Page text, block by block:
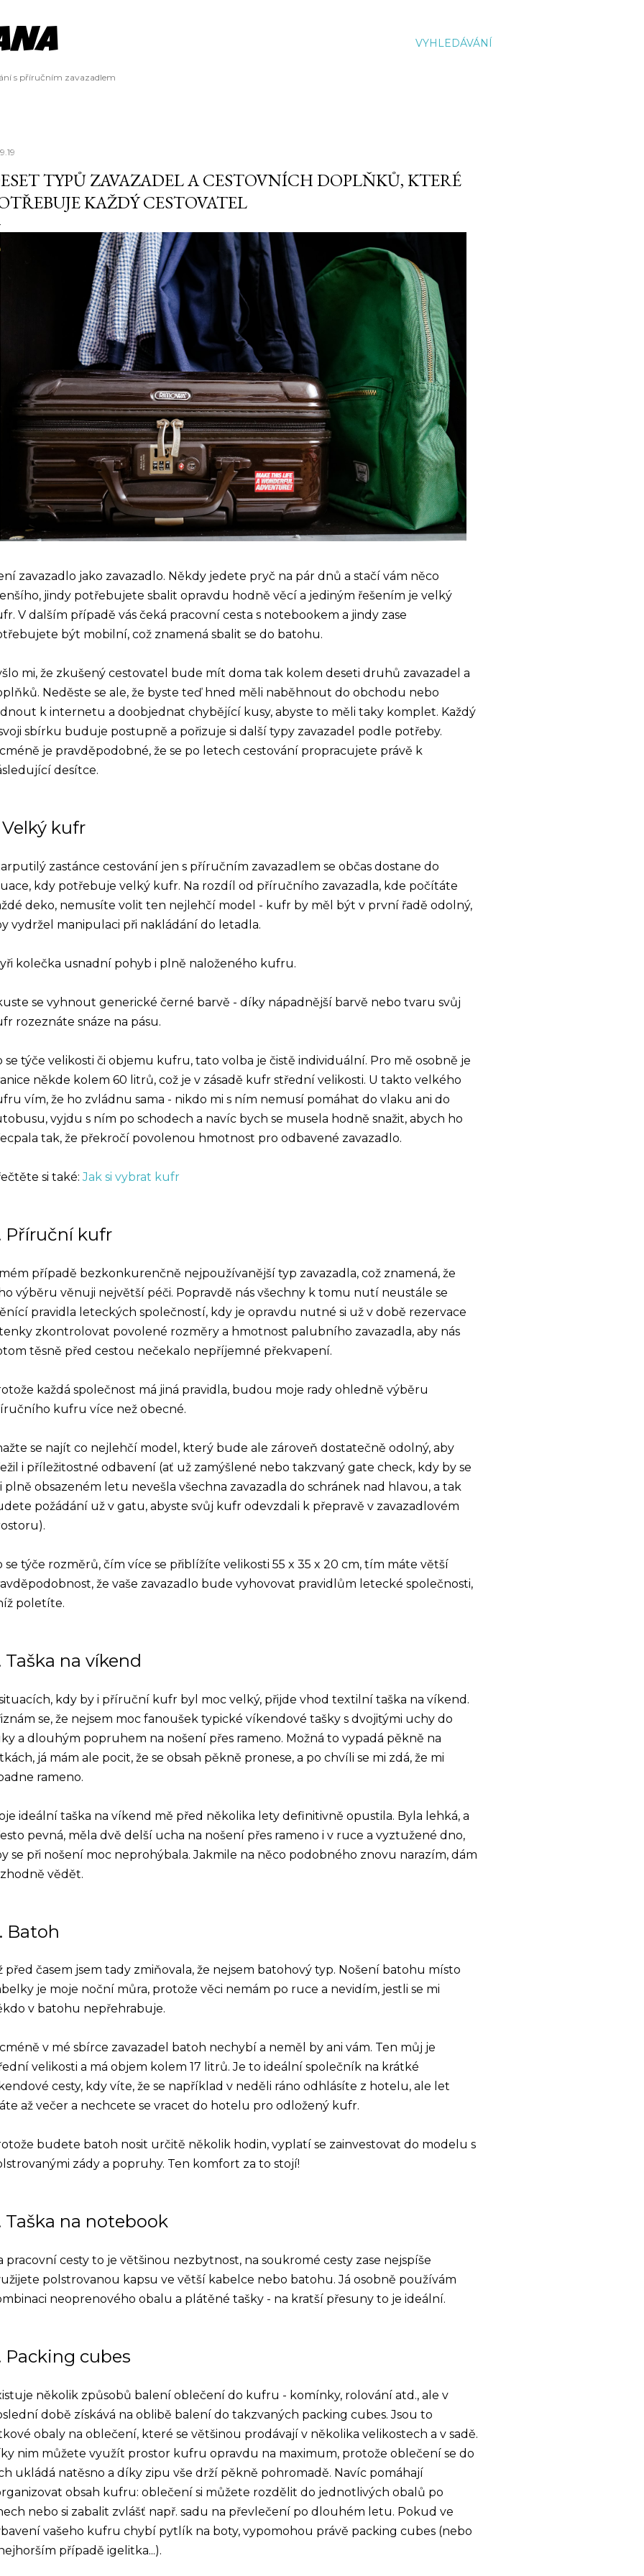
VYHLEDÁVÁNÍ
s příručním zavazadlem
TYPŮ ZAVAZADEL A CESTOVNÍCH DOPLŇKŮ, KTERÉ
KAŽDÝ CESTOVATEL
zavazadlo jako zavazadlo. Někdy jedete pryč na pár dnů a stačí vám něco
jindy potřebujete sbalit opravdu hodně věcí a jediným řešením je velký
V dalším případě vás čeká pracovní cesta s notebookem a jindy zase
být mobilní, což znamená sbalit se do batohu.
mi, že zkušený cestovatel bude mít doma tak kolem deseti druhů zavazadel a
Neděste se ale, že byste teď hned měli naběhnout do obchodu nebo
k internetu a doobjednat chybějící kusy, abyste to měli taky komplet. Každý
sbírku buduje postupně a pořizuje si další typy zavazadel podle potřeby.
je pravděpodobné, že se po letech cestování propracujete právě k
desítce.
Velký kufr
zastánce cestování jen s příručním zavazadlem se občas dostane do
kdy potřebuje velký kufr. Na rozdíl od příručního zavazadla, kde počítáte
deko, nemusíte volit ten nejlehčí model - kufr by měl být v první řadě odolný,
vydržel manipulaci při nakládání do letadla.
kolečka usnadní pohyb i plně naloženého kufru.
se vyhnout generické černé barvě - díky nápadnější barvě nebo tvaru svůj
rozeznáte snáze na pásu.
se týče velikosti či objemu kufru, tato volba je čistě individuální. Pro mě osobně je
někde kolem 60 litrů, což je v zásadě kufr střední velikosti. U takto velkého
vím, že ho zvládnu sama - nikdo mi s ním nemusí pomáhat do vlaku ani do
vyjdu s ním po schodech a navíc bych se musela hodně snažit, abych ho
tak, že překročí povolenou hmotnost pro odbavené zavazadlo.
si také:Jak si vybrat kufr
Příruční kufr
případě bezkonkurenčně nejpoužívanější typ zavazadla, což znamená, že
výběru věnuji největší péči. Popravdě nás všechny k tomu nutí neustále se
pravidla leteckých společností, kdy je opravdu nutné si už v době rezervace
zkontrolovat povolené rozměry a hmotnost palubního zavazadla, aby nás
těsně před cestou nečekalo nepříjemné překvapení.
každá společnost má jiná pravidla, budou moje rady ohledně výběru
kufru více než obecné.
se najít co nejlehčí model, který bude ale zároveň dostatečně odolný, aby
i příležitostné odbavení (ať už zamýšlené nebo takzvaný gate check, kdy by se
plně obsazeném letu nevešla všechna zavazadla do schránek nad hlavou, a tak
požádání už v gatu, abyste svůj kufr odevzdali k přepravě v zavazadlovém
se týče rozměrů, čím více se přiblížíte velikosti 55 x 35 x 20 cm, tím máte větší
že vaše zavazadlo bude vyhovovat pravidlům letecké společnosti,
poletíte.
Taška na víkend
kdy by i příruční kufr byl moc velký, přijde vhod textilní taška na víkend.
se, že nejsem moc fanoušek typické víkendové tašky s dvojitými uchy do
a dlouhým popruhem na nošení přes rameno. Možná to vypadá pěkně na
já mám ale pocit, že se obsah pěkně pronese, a po chvíli se mi zdá, že mi
rameno.
ideální taška na víkend mě před několika lety definitivně opustila. Byla lehká, a
pevná, měla dvě delší ucha na nošení přes rameno i v ruce a vyztužené dno,
se při nošení moc neprohýbala. Jakmile na něco podobného znovu narazím, dám
vědět.
Batoh
před časem jsem tady zmiňovala, že nejsem batohový typ. Nošení batohu místo
je moje noční můra, protože věci nemám po ruce a nevidím, jestli se mi
v batohu nepřehrabuje.
v mé sbírce zavazadel batoh nechybí a neměl by ani vám. Ten můj je
velikosti a má objem kolem 17 litrů. Je to ideální společník na krátké
cesty, kdy víte, že se například v neděli ráno odhlásíte z hotelu, ale let
až večer a nechcete se vracet do hotelu pro odložený kufr.
budete batoh nosit určitě několik hodin, vyplatí se zainvestovat do modelu s
zády a popruhy. Ten komfort za to stojí!
Taška na notebook
pracovní cesty to je většinou nezbytnost, na soukromé cesty zase nejspíše
polstrovanou kapsu ve větší kabelce nebo batohu. Já osobně používám
neoprenového obalu a plátěné tašky - na kratší přesuny to je ideální.
Packing cubes
několik způsobů balení oblečení do kufru - komínky, rolování atd., ale v
době získává na oblibě balení do takzvaných packing cubes. Jsou to
obaly na oblečení, které se většinou prodávají v několika velikostech a v sadě.
nim můžete využít prostor kufru opravdu na maximum, protože oblečení se do
ukládá natěsno a díky zipu vše drží pěkně pohromadě. Navíc pomáhají
obsah kufru: oblečení si můžete rozdělit do jednotlivých obalů po
nebo si zabalit zvlášť např. sadu na převlečení po dlouhém letu. Pokud ve
vašeho kufru chybí pytlík na boty, vypomohou právě packing cubes (nebo
případě igelitka...).